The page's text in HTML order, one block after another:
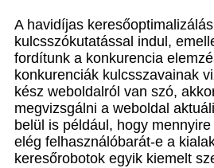
A havidíjas
kulcsszókutatással indul,
fordítunk a konkurencia
konkurenciák kulcsszavainak
kész weboldalról van szó,
megvizsgálni a weboldal
belül is például, hogy
elég felhasználóbarát-e a
keresőrobotok egyik kiemelt